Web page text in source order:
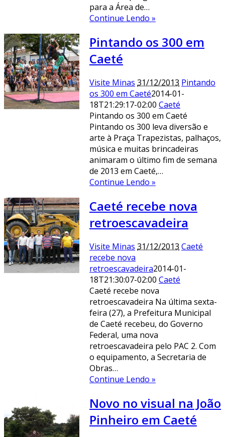
para a Área de…
Continue Lendo »
Pintando os 300 em
Caeté
Visite Minas 31/12/2013 Pintando
os 300 em Caeté2014-01-
18T21:29:17-02:00 Caeté
Pintando os 300 em Caeté
Pintando os 300 leva diversão e
arte à Praça Trapezistas, palhaços,
música e muitas brincadeiras
animaram o último fim de semana
de 2013 em Caeté,…
Continue Lendo »
Caeté recebe nova
retroescavadeira
Visite Minas 31/12/2013 Caeté
recebe nova
retroescavadeira2014-01-
18T21:30:07-02:00 Caeté
Caeté recebe nova
retroescavadeira Na última sexta-
feira (27), a Prefeitura Municipal
de Caeté recebeu, do Governo
Federal, uma nova
retroescavadeira pelo PAC 2. Com
o equipamento, a Secretaria de
Obras…
Continue Lendo »
Novo no visual na João
Pinheiro em Caeté